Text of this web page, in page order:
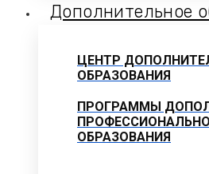
Дополнительное
ЦЕНТР
ОБРАЗОВАНИЯ
ПРОГРАММЫ
ОБРАЗОВАНИЯ